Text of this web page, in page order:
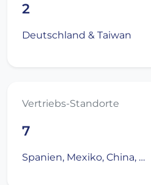
2
Deutschland & Taiwan
Vertriebs-Standorte
7
Spanien, Mexiko, China, …